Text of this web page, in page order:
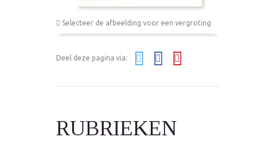
Selecteer de afbeelding voor een vergroting
Deel deze pagina via:
RUBRIEKEN